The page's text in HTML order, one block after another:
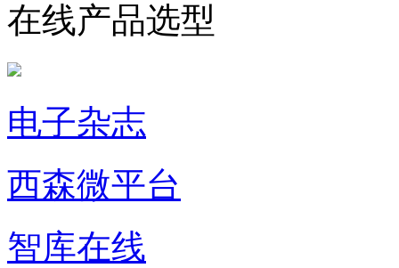
在线产品选型
电子杂志
西森微平台
智库在线